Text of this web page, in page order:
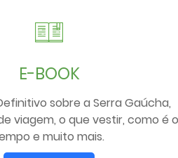
E-BOOK
sobre a Serra Gaúcha,
viagem, o que vestir, como é
e muito mais.